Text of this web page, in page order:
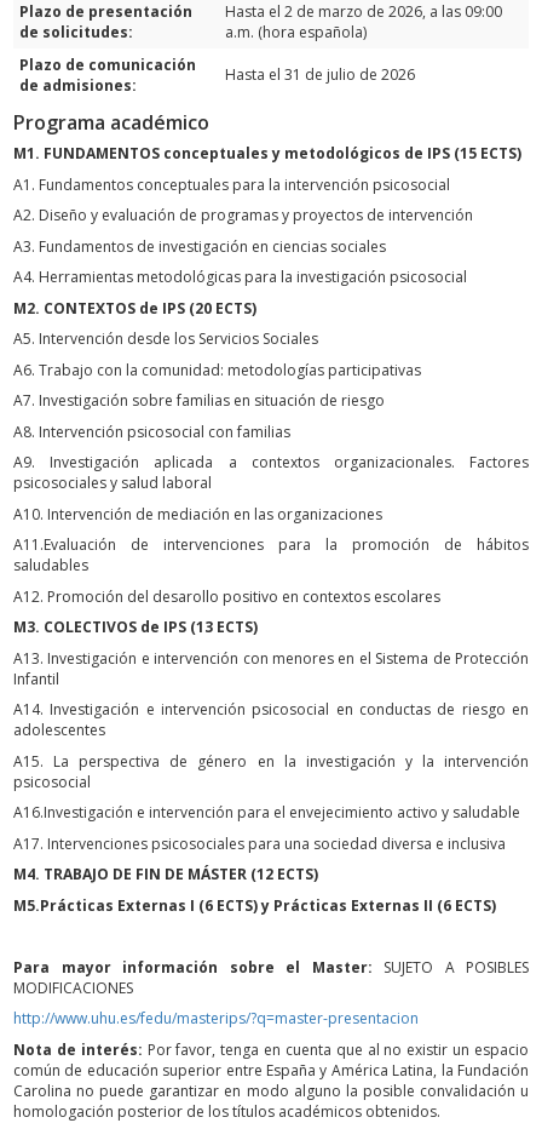
Plazo de presentación
de solicitudes:
Hasta el 2 de marzo de 2026, a las 09:00
a.m. (hora española)
Plazo de comunicación
de admisiones:
Hasta el 31 de julio de 2026
Programa académico
M1. FUNDAMENTOS conceptuales y metodológicos de IPS (15 ECTS)
A1. Fundamentos conceptuales para la intervención psicosocial
A2. Diseño y evaluación de programas y proyectos de intervención
A3. Fundamentos de investigación en ciencias sociales
A4. Herramientas metodológicas para la investigación psicosocial
M2. CONTEXTOS de IPS (20 ECTS)
A5. Intervención desde los Servicios Sociales
A6. Trabajo con la comunidad: metodologías participativas
A7. Investigación sobre familias en situación de riesgo
A8. Intervención psicosocial con familias
A9. Investigación aplicada a contextos organizacionales. Factores
psicosociales y salud laboral
A10. Intervención de mediación en las organizaciones
A11.Evaluación de intervenciones para la promoción de hábitos
saludables
A12. Promoción del desarollo positivo en contextos escolares
M3. COLECTIVOS de IPS (13 ECTS)
A13. Investigación e intervención con menores en el Sistema de Protección
Infantil
A14. Investigación e intervención psicosocial en conductas de riesgo en
adolescentes
A15. La perspectiva de género en la investigación y la intervención
psicosocial
A16.Investigación e intervención para el envejecimiento activo y saludable
A17. Intervenciones psicosociales para una sociedad diversa e inclusiva
M4. TRABAJO DE FIN DE MÁSTER (12 ECTS)
M5.Prácticas Externas I (6 ECTS) y Prácticas Externas II (6 ECTS)
Para mayor información sobre el Master: SUJETO A POSIBLES
MODIFICACIONES
http://www.uhu.es/fedu/masterips/?q=master-presentacion
Nota de interés: Por favor, tenga en cuenta que al no existir un espacio
común de educación superior entre España y América Latina, la Fundación
Carolina no puede garantizar en modo alguno la posible convalidación u
homologación posterior de los títulos académicos obtenidos.